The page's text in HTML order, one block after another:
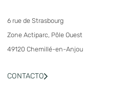
6 rue de Strasbourg
Zone Actiparc, Pôle Ouest
49120 Chemillé-en-Anjou
CONTACTO